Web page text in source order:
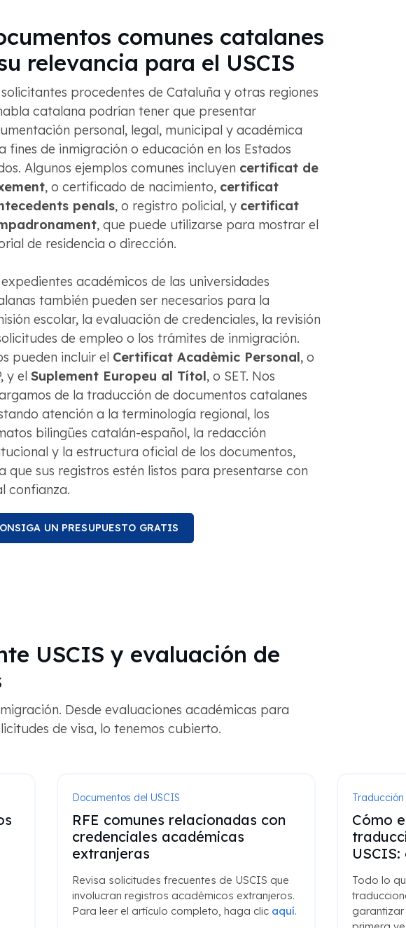
comunes catalanes
relevancia para el USCIS
solicitantes procedentes de Cataluña y otras regiones
catalana podrían tener que presentar
personal, legal, municipal y académica
fines de inmigración o educación en los Estados
Algunos ejemplos comunes incluyen certificat de
, o certificado de nacimiento, certificat
penals, o registro policial, y certificat
, que puede utilizarse para mostrar el
de residencia o dirección.
académicos de las universidades
también pueden ser necesarios para la
escolar, la evaluación de credenciales, la revisión
de empleo o los trámites de inmigración.
pueden incluir el Certificat Acadèmic Personal, o
y el Suplement Europeu al Títol, o SET. Nos
de la traducción de documentos catalanes
atención a la terminología regional, los
bilingües catalán-español, la redacción
y la estructura oficial de los documentos,
que sus registros estén listos para presentarse con
confianza.
UN PRESUPUESTO GRATIS
USCIS y evaluación de
Desde evaluaciones académicas para
de visa, lo tenemos cubierto.
Documentos del USCIS
RFE comunes relacionadas con
credenciales académicas
extranjeras
Revisa solicitudes frecuentes de USCIS que
involucran registros académicos extranjeros.
Para leer el artículo completo, haga clic aquí.
Traducción
Cómo
Todo lo